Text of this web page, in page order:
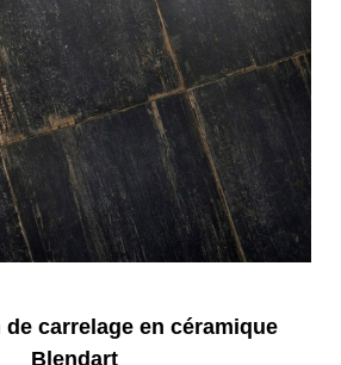
carrelage en céramique
Blendart